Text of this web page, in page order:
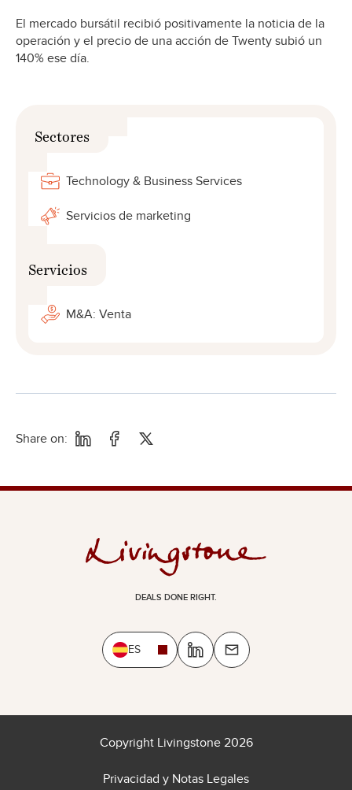
El mercado bursátil recibió positivamente la noticia de la
operación y el precio de una acción de Twenty subió un
140% ese día.
Sectores
Technology & Business Services
Servicios de marketing
Servicios
M&A: Venta
Share on:
DEALS DONE RIGHT.
ES
Copyright Livingstone 2026
Privacidad y Notas Legales